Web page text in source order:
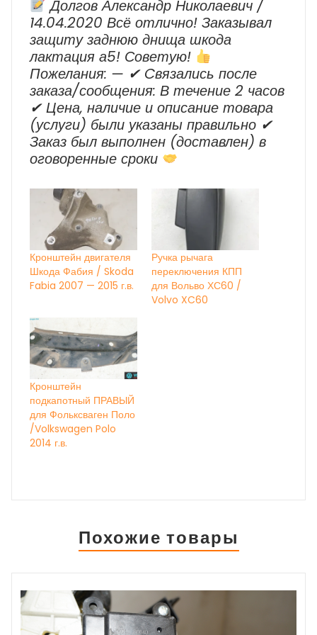
Долгов Александр Николаевич /
14.04.2020 Всё отлично! Заказывал
защиту заднюю днища шкода
лактация а5! Советую!
Пожелания: — ✔ Cвязались после
заказа/сообщения: В течение 2 часов
✔ Цена, наличие и описание товара
(услуги) были указаны правильно ✔
Заказ был выполнен (доставлен) в
оговоренные сроки
Кронштейн двигателя
Шкода Фабия / Skoda
Fabia 2007 — 2015 г.в.
Ручка рычага
переключения КПП
для Вольво ХС60 /
Volvo XC60
Кронштейн
подкапотный ПРАВЫЙ
для Фольксваген Поло
/Volkswagen Polo
2014 г.в.
Похожие товары